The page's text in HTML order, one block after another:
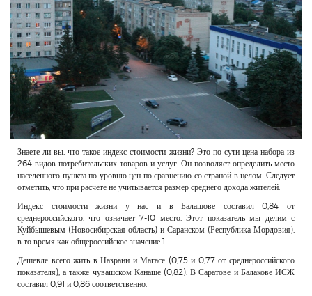
Знаете ли вы, что такое индекс стоимости жизни? Это по сути цена набора из
264 видов потребительских товаров и услуг. Он позволяет определить место
населенного пункта по уровню цен по сравнению со страной в целом. Следует
отметить, что при расчете не учитывается размер среднего дохода жителей.
Индекс стоимости жизни у нас и в Балашове составил 0,84 от
среднероссийского, что означает 7-10 место. Этот показатель мы делим с
Куйбышевым (Новосибирская область) и Саранском (Республика Мордовия),
в то время как общероссийское значение 1.
Дешевле всего жить в Назрани и Магасе (0,75 и 0,77 от среднероссийского
показателя), а также чувашском Канаше (0,82). В Саратове и Балакове ИСЖ
составил 0,91 и 0,86 соответственно.